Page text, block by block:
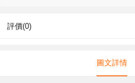
評價(0)
圖文詳情